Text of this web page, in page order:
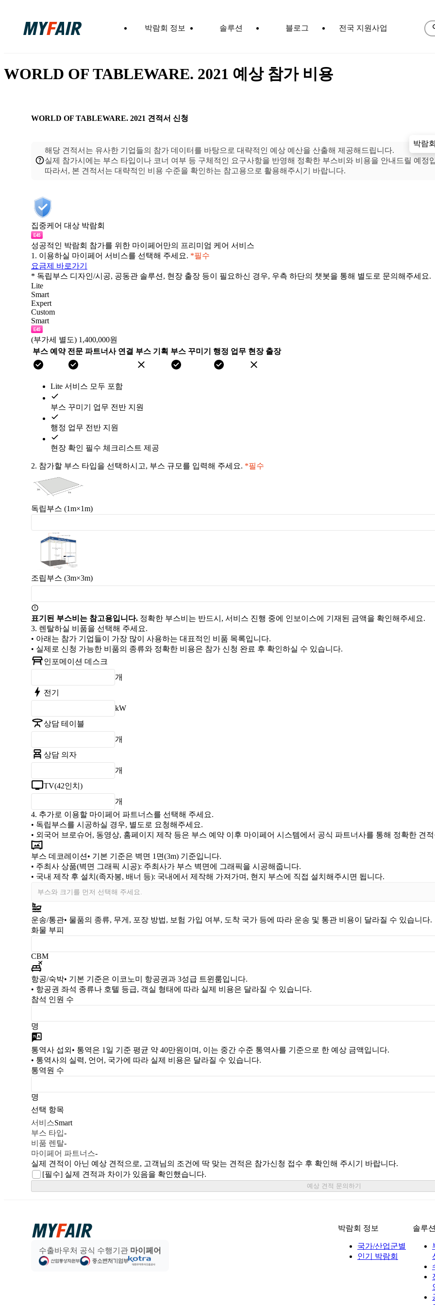
박람회 정보 솔루션 블로그
전국 지원사업
WORLD OF TABLEWARE. 2021 예상 참가 비용
WORLD OF TABLEWARE. 2021 견적서 신청
박람
해당 견적서는 유사한 기업들의 참가 데이터를 바탕으로 대략적인 예상 예산을 산출해 제공해드립니다.
실제 참가시에는 부스 타입이나 코너 여부 등 구체적인 요구사항을 반영해 정확한 부스비와 비용을 안내드릴 예정
집중케어 대상 박람회
성공적인 박람회 참가를 위한 마이페어만의 프리미엄 케어 서비스
1. 이용하실 마이페어 서비스를 선택해 주세요. *필수
요금제 바로가기
* 독립부스 디자인/시공, 공동관 솔루션, 현장 출장 등이 필요하신 경우, 우측 하단의 챗봇을 통해 별도로 문의해주세요.
Lite
Smart
Expert
Custom
Smart
(부가세 별도) 1,400,000원
부스 예약 전문 파트너사 연결 부스 기획 부스 꾸미기 행정 업무 현장 출장
Lite 서비스 모두 포함
부스 꾸미기 업무 전반 지원
행정 업무 전반 지원
현장 확인 필수 체크리스트 제공
2. 참가할 부스 타입을 선택하시고, 부스 규모를 입력해 주세요. *필수
독립부스 (1m×1m)
조립부스 (3m×3m)
표기된 부스비는 참고용입니다. 정확한 부스비는 반드시, 서비스 진행 중에 인보이스에 기재된 금액을 확인해주세요.
3. 렌탈하실 비품을 선택해 주세요.
• 아래는 참가 기업들이 가장 많이 사용하는 대표적인 비품 목록입니다.
• 실제로 신청 가능한 비품의 종류와 정확한 비용은 참가 신청 완료 후 확인하실 수 있습니다.
인포메이션 데스크
개
전기
kW
상담 테이블
개
상담 의자
개
TV(42인치)
개
4. 추가로 이용할 마이페어 파트너스를 선택해 주세요.
• 독립부스를 시공하실 경우, 별도로 요청해주세요.
• 외국어 브로슈어, 동영상, 홈페이지 제작 등은 부스 예약 이후 마이페어 시스템에서 공식 파트너사를 통해 정확한 견
부스 데코레이션 • 기본 기준은 벽면 1면(3m) 기준입니다.
• 주최사 상품(벽면 그래픽 시공): 주최사가 부스 벽면에 그래픽을 시공해줍니다.
• 국내 제작 후 설치(족자봉, 배너 등): 국내에서 제작해 가져가며, 현지 부스에 직접 설치해주시면 됩니다.
운송/통관• 물품의 종류, 무게, 포장 방법, 보험 가입 여부, 도착 국가 등에 따라 운송 및 통관 비용이 달라질 수 있습니다.
화물 부피
CBM
항공/숙박• 기본 기준은 이코노미 항공권과 3성급 트윈룸입니다.
• 항공권 좌석 종류나 호텔 등급, 객실 형태에 따라 실제 비용은 달라질 수 있습니다.
참석 인원 수
명
통역사 섭외 • 통역은 1일 기준 평균 약 40만원이며, 이는 중간 수준 통역사를 기준으로 한 예상 금액입니다.
• 통역사의 실력, 언어, 국가에 따라 실제 비용은 달라질 수 있습니다.
통역원 수
명
선택 항목
서비스Smart
부스 타입-
비품 렌탈-
마이페어 파트너스-
실제 견적이 아닌 예상 견적으로, 고객님의 조건에 딱 맞는 견적은 참가신청 접수 후 확인해 주시기 바랍니다.
[필수] 실제 견적과 차이가 있음을 확인했습니다.
예상 견적 문의하기
수출바우처 공식 수행기관 마이페어
박람회 정보
국가/산업군별
인기 박람회
솔루션